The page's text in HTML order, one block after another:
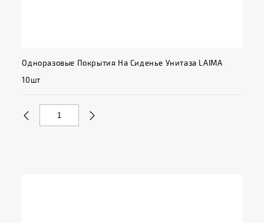
Одноразовые Покрытия На Сиденье Унитаза LAIMA
10шт